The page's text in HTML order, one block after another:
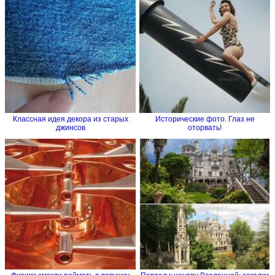
Классная идея декора из старых
джинсов
Исторические фото. Глаз не
оторвать!